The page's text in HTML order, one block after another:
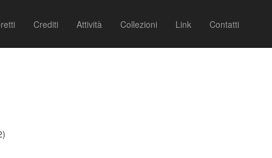
Crediti Attività Collezioni Link Contatti